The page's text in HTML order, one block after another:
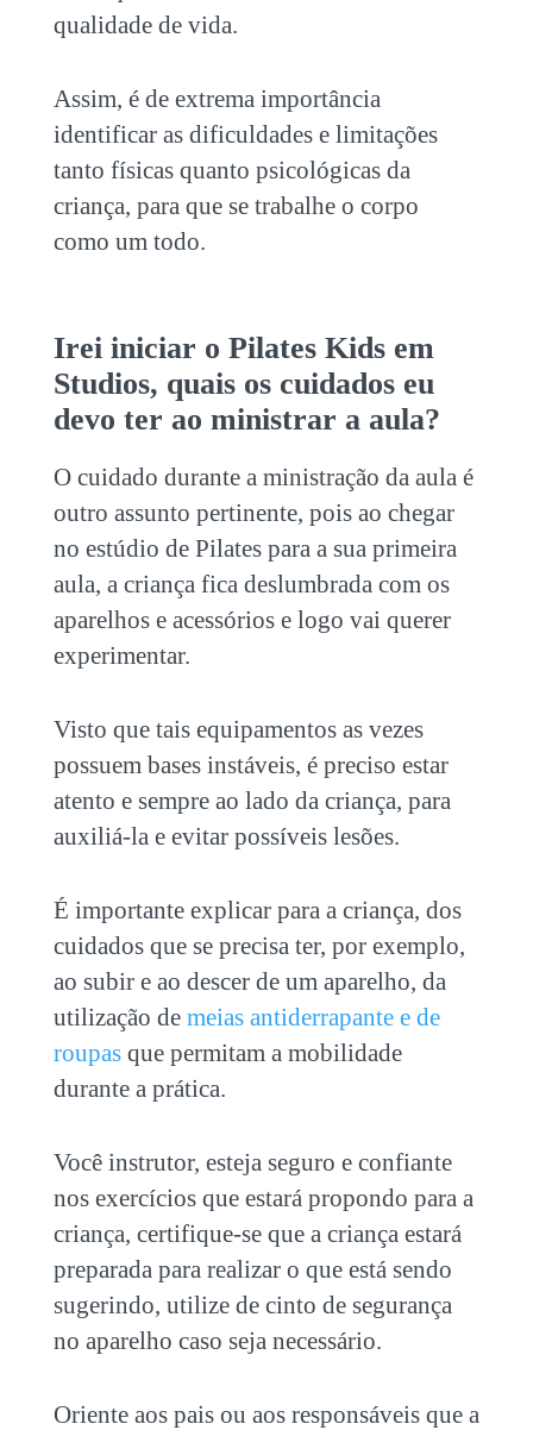
qualidade de vida.
Assim, é de extrema importância
identificar as dificuldades e limitações
tanto físicas quanto psicológicas da
criança, para que se trabalhe o corpo
como um todo.
Irei iniciar o Pilates Kids em
Studios, quais os cuidados eu
devo ter ao ministrar a aula?
O cuidado durante a ministração da aula é
outro assunto pertinente, pois ao chegar
no estúdio de Pilates para a sua primeira
aula, a criança fica deslumbrada com os
aparelhos e acessórios e logo vai querer
experimentar.
Visto que tais equipamentos as vezes
possuem bases instáveis, é preciso estar
atento e sempre ao lado da criança, para
auxiliá-la e evitar possíveis lesões.
É importante explicar para a criança, dos
cuidados que se precisa ter, por exemplo,
ao subir e ao descer de um aparelho, da
utilização de meias antiderrapante e de
roupasque permitam a mobilidade
durante a prática.
Você instrutor, esteja seguro e confiante
nos exercícios que estará propondo para a
criança, certifique-se que a criança estará
preparada para realizar o que está sendo
sugerindo, utilize de cinto de segurança
no aparelho caso seja necessário.
Oriente aos pais ou aos responsáveis que a